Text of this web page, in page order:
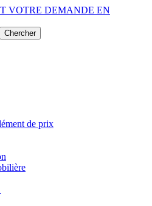
VOTRE DEMANDE EN
Chercher
de prix